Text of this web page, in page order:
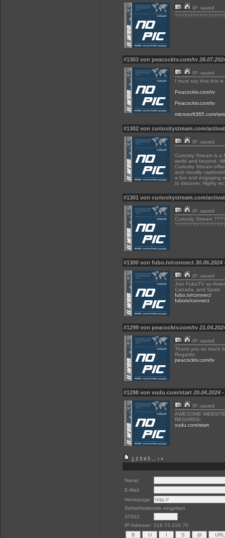
IP: saved
#1303 von peacocktv.com/tv
IP: saved
I must say that this
Peacocktv.com/tv
Peacocktv.com/tv
microsoft365.com/
#1302 von curiositystream.com/
IP: saved
Curiosity Stream is a
world and beyond.
Curiosity Stream
and visually
a fun and engaging
to discover. Highly
#1301 von curiositystream.com/
IP: saved
Curiosity Stream
#1300 von fubo.tv/connect 30.06.2024
IP: saved
Join FuboTV an
Canada, and Spain
fubo.tv/connect
fubotv/connect
#1299 von peacocktv.com/tv
IP: saved
Thank you so much
Regards;
peacocktv.com/tv
#1298 von vudu.com/start 20.04.2024
IP: saved
AWESOME
REGARDS;
vudu.com/start
1 2 3 4 5 ... › »
Name:
E-Mail:
Homepage:
Sicherheitscode eingeben
37922
IP-Adresse: 216.73.216.70